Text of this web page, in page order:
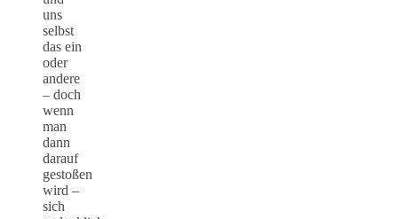
uns
selbst
das ein
oder
andere
– doch
wenn
man
dann
darauf
gestoßen
wird –
sich